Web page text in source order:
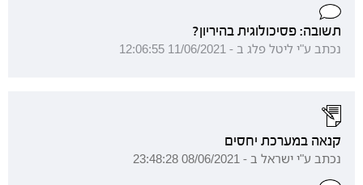
תשובה: פסיכולוגית בהיריון?
נכתב ע"י ליטל פלג ב - 11/06/2021 12:06:55
קנאה במערכת יחסים
נכתב ע"י ישראל ב - 08/06/2021 23:48:28